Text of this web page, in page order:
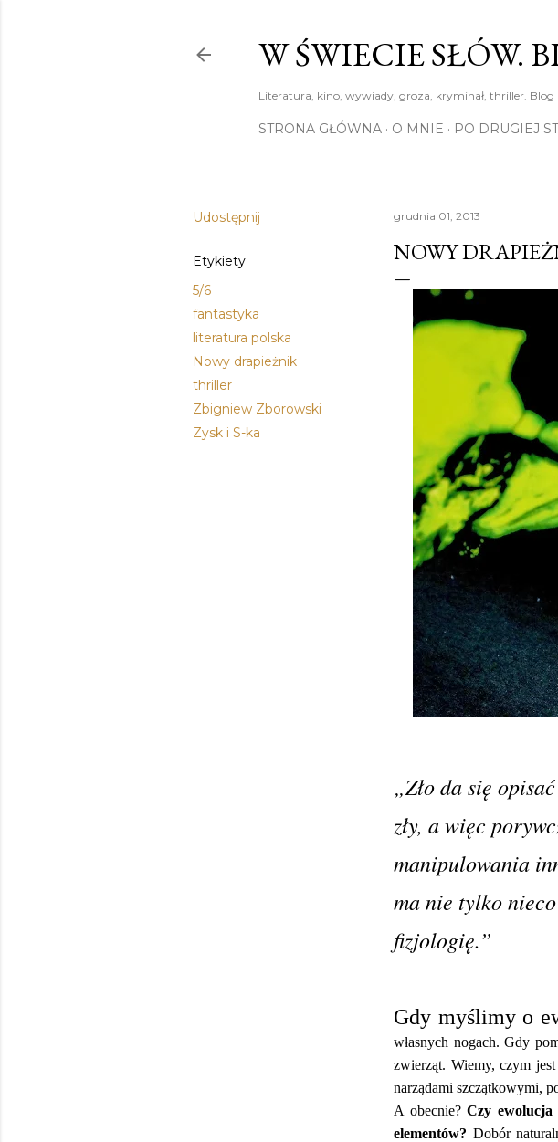
W ŚWIECIE SŁÓW.
Literatura, kino, wywiady, groza, kryminał, thriller.
STRONA GŁÓWNA O MNIE PO DRUGIEJ
Udostępnij
Etykiety
5/6
fantastyka
literatura polska
Nowy drapieżnik
thriller
Zbigniew Zborowski
Zysk i S-ka
grudnia 01, 2013
NOWY
„Zło da się
zły, a więc
manipulowania
ma nie tylko
fizjologię.”
Gdy myślimy o
własnych nogach. Gdy
zwierząt. Wiemy, czym
narządami szczątkowymi,
A obecnie?Czy ewolucja
elementów? Dobór